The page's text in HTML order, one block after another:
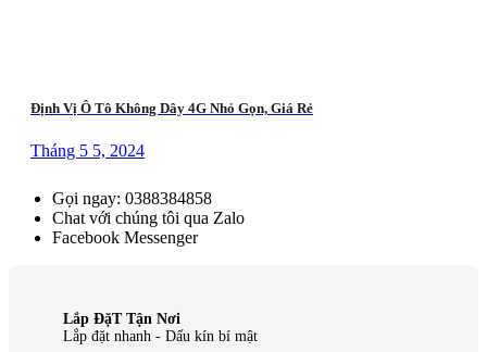
Định Vị Ô Tô Không Dây 4G Nhỏ Gọn, Giá Rẻ
Tháng 5 5, 2024
Gọi ngay: 0388384858
Chat với chúng tôi qua Zalo
Facebook Messenger
Lắp ĐặT Tận Nơi
Lắp đặt nhanh - Dấu kín bí mật